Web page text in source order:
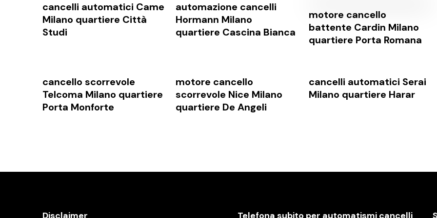
cancelli automatici Came
Milano quartiere Città
Studi
automazione cancelli
Hormann Milano
quartiere Cascina Bianca
motore cancello
battente Cardin Milano
quartiere Porta Romana
cancello scorrevole
Telcoma Milano quartiere
Porta Monforte
motore cancello
scorrevole Nice Milano
quartiere De Angeli
cancelli automatici Serai
Milano quartiere Harar
Disclaimer Telefona subito per automatismi cancelli